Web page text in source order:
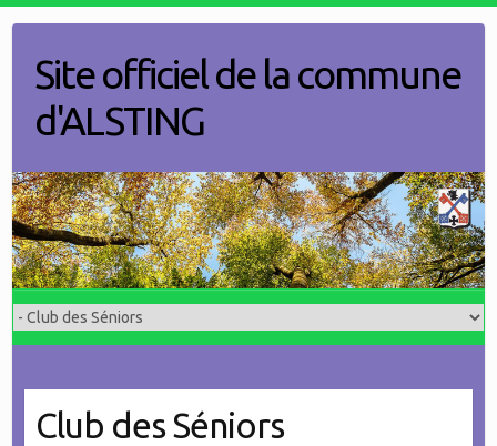
contentSite officiel de la commune
d'ALSTING
Club des Séniors